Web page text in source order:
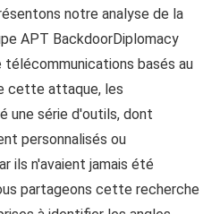
notre analyse de la
APT BackdoorDiplomacy
basés au
cette attaque, les
une série d'outils, dont
personnalisés ou
ils n'avaient jamais été
partageons cette recherche